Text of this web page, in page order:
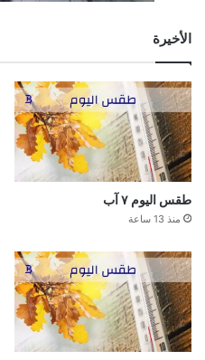
الأخيرة
طقس اليوم ٧ آب
منذ 13 ساعة